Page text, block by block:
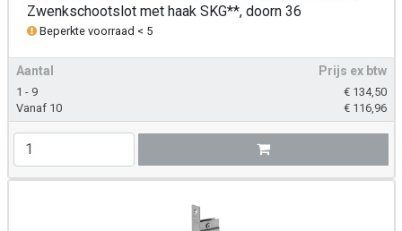
Zwenkschootslot met haak SKG**, doorn 36
Beperkte voorraad < 5
Aantal Prijs ex btw
1 - 9 € 134,50
Vanaf 10
€ 116,96